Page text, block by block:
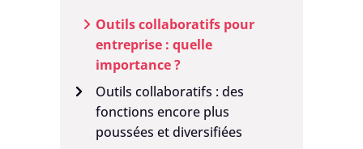
Outils collaboratifs pour
entreprise : quelle
importance ?
Outils collaboratifs : des
fonctions encore plus
poussées et diversifiées